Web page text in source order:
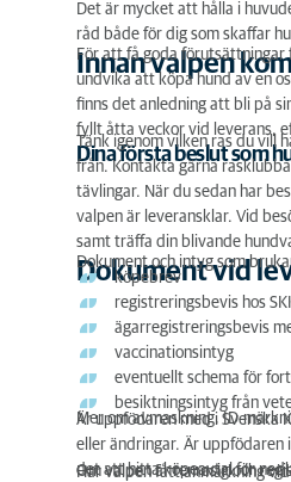
Innan valpen
Dokument vid
Försäkring av din
Vaccination
EU-pass och
Avmaskning
ID-märkning
Valpfoder
Rumsrenhet och
Hälsokontroller och
Det är mycket att hålla i
råd både för dig som skaffar
Innan valpen
För att få goda
undvika att köpa hund av en
finns det anledning att bli på
fyllt åtta veckor vid leverans,
Dina första beslut som
Tänk igenom vilken ras du vill
från. Kontakta gärna
tävlingar. När du sedan har
valpen är leveransklar. Vid
samt träffa din blivande
Dokument vid
Dokument och intyg som
köpebrev
registreringsbevis hos
ägarregistreringsbevis
vaccinationsintyg
eventuellt schema för
besiktningsintyg från
Mer om avmaskning, ID-
Är uppfödaren med i Svenska
eller ändringar. Är
det att hitta köpeavtal för
Om valpen är renrasig och
Har valpen fått anmärkning